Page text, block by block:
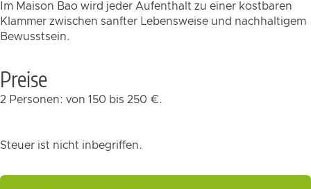
Im Maison Bao wird jeder Aufenthalt zu einer kostbaren
Klammer zwischen sanfter Lebensweise und nachhaltigem
Bewusstsein.
Preise
2 Personen: von 150 bis 250 €.
Steuer ist nicht inbegriffen.